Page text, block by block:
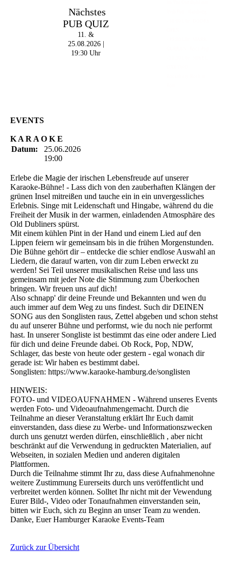
Nächstes
PUB QUIZ
11. &
25.08.2026 |
19:30 Uhr
EVENTS
K A R A O K E
Datum:
25.06.2026
19:00
Erlebe die Magie der irischen Lebensfreude auf unserer
Karaoke-Bühne! - Lass dich von den zauberhaften Klängen der
grünen Insel mitreißen und tauche ein in ein unvergessliches
Erlebnis. Singe mit Leidenschaft und Hingabe, während du die
Freiheit der Musik in der warmen, einladenden Atmosphäre des
Old Dubliners spürst.
Mit einem kühlen Pint in der Hand und einem Lied auf den
Lippen feiern wir gemeinsam bis in die frühen Morgenstunden.
Die Bühne gehört dir – entdecke die schier endlose Auswahl an
Liedern, die darauf warten, von dir zum Leben erweckt zu
werden! Sei Teil unserer musikalischen Reise und lass uns
gemeinsam mit jeder Note die Stimmung zum Überkochen
bringen. Wir freuen uns auf dich!
Also schnapp' dir deine Freunde und Bekannten und wen du
auch immer auf dem Weg zu uns findest. Such dir DEINEN
SONG aus den Songlisten raus, Zettel abgeben und schon stehst
du auf unserer Bühne und performst, wie du noch nie performt
hast. In unserer Songliste ist bestimmt das eine oder andere Lied
für dich und deine Freunde dabei. Ob Rock, Pop, NDW,
Schlager, das beste von heute oder gestern - egal wonach dir
gerade ist: Wir haben es bestimmt dabei.
Songlisten: https://www.karaoke-hamburg.de/songlisten
HINWEIS:
FOTO- und VIDEOAUFNAHMEN - Während unseres Events
werden Foto- und Videoaufnahmengemacht. Durch die
Teilnahme an dieser Veranstaltung erklärt Ihr Euch damit
einverstanden, dass diese zu Werbe- und Informationszwecken
durch uns genutzt werden dürfen, einschließlich , aber nicht
beschränkt auf die Verwendung in gedruckten Materialien, auf
Webseiten, in sozialen Medien und anderen digitalen
Plattformen.
Durch die Teilnahme stimmt Ihr zu, dass diese Aufnahmenohne
weitere Zustimmung Eurerseits durch uns veröffentlicht und
verbreitet werden können. Solltet Ihr nicht mit der Vewendung
Eurer Bild-, Video oder Tonaufnahmen einverstanden sein,
bitten wir Euch, sich zu Beginn an unser Team zu wenden.
Danke, Euer Hamburger Karaoke Events-Team
Zurück zur Übersicht